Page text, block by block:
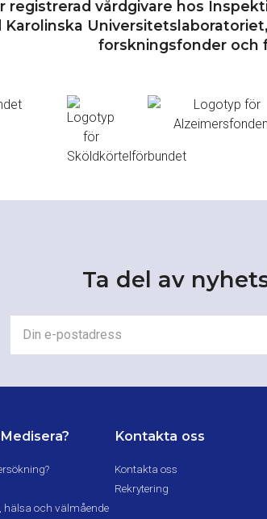
registrerad vårdgivare hos
Karolinska
forskningsfonder och
Ta del av
hälsa och välmående
Kontakta oss
Kontakta oss
Rekrytering